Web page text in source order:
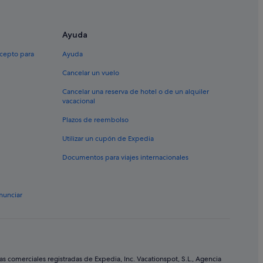
para
Ayuda
Ayuda
Cancelar un vuelo
Cancelar una reserva de hotel o de un alquiler
vacacional
Plazos de reembolso
Utilizar un cupón de Expedia
Documentos para viajes internacionales
registradas de Expedia, Inc. Vacationspot, S.L., Agencia